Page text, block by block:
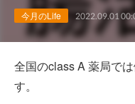
今月のLife 2022.09.01
全国のclass A 薬局で
す。